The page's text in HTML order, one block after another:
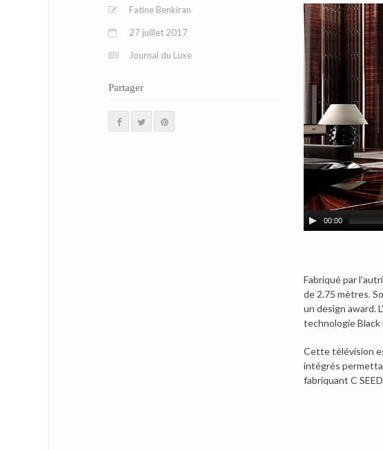
Fatine Benkiran
27 juillet 2017
Journal du Luxe
Partager
00:00
Fabriqué par
de 2.75 mètres.
un design award.
technologie Black
Cette télévision
intégrés
fabriquant C